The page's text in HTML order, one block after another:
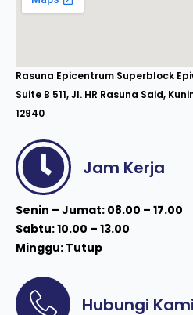
Rasuna Epicentrum Superblock
Suite B 511, Jl. HR Rasuna Said,
12940
Jam Kerja
Senin – Jumat: 08.00 – 17.00
Sabtu: 10.00 – 13.00
Minggu: Tutup
Hubungi Kami